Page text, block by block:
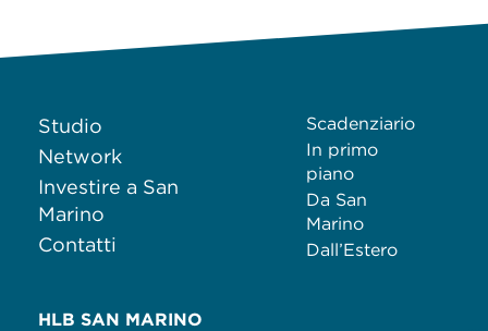
Studio
Network
Investire a San
Marino
Contatti
Scadenziario
In primo
piano
Da San
Marino
Dall’Estero
HLB SAN MARINO